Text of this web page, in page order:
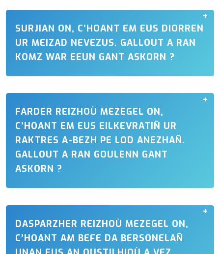
SURJIAN ON, C’HOANT EM EUS DIORREN
UR MEIZAD NEVEZUS. GALLOUT A RAN
KOMZ WAR EEUN GANT ASKORN ?
FARDER REIZHOÙ MEZEGEL ON,
C’HOANT EM EUS EILKEVRATIÑ UR
RAKTRES A-BEZH PE LOD ANEZHAÑ.
GALLOUT A RAN GOULENN GANT
ASKORN ?
DASPARZHER REIZHOÙ MEZEGEL ON,
C’HOANT AM BEFE DA BERSONELAÑ